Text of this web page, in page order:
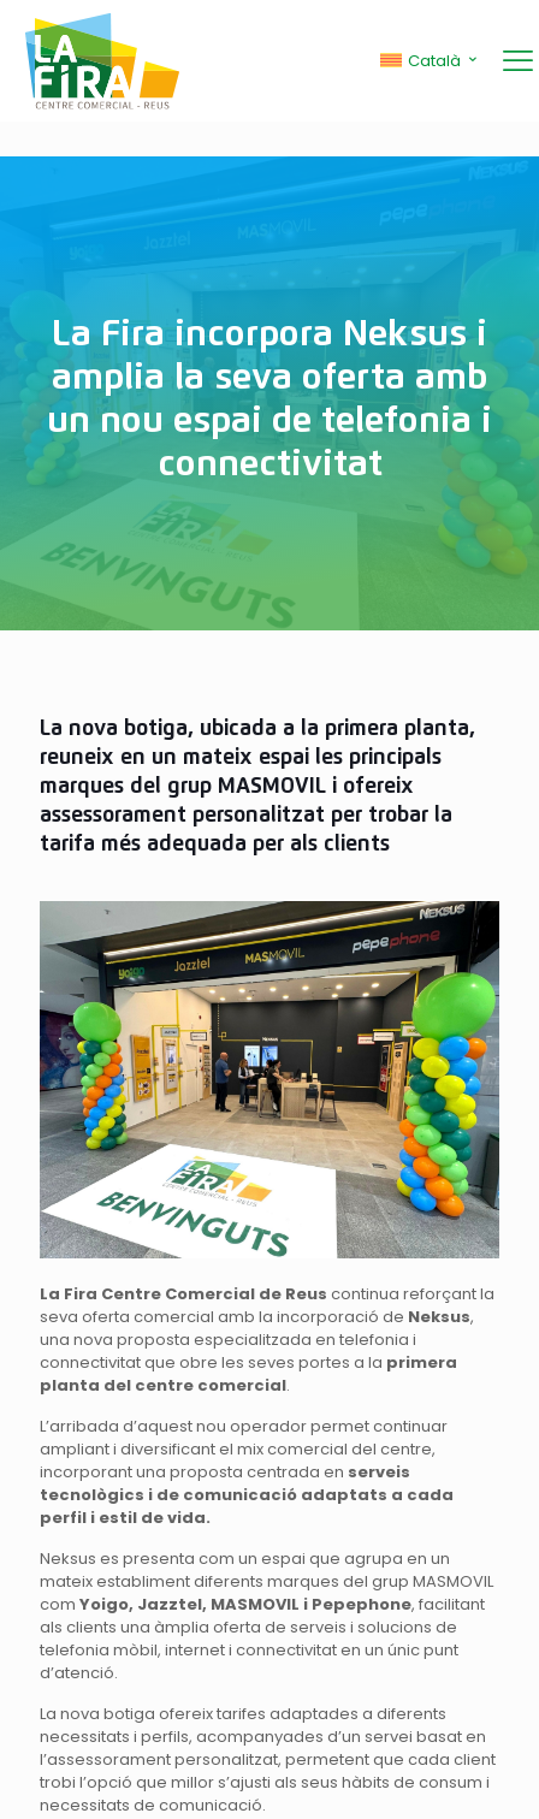
Català
La Fira incorpora Neksus i
amplia la seva oferta amb
un nou espai de telefonia i
connectivitat
La nova botiga, ubicada a la primera planta,
reuneix en un mateix espai les principals
marques del grup MASMOVIL i ofereix
assessorament personalitzat per trobar la
tarifa més adequada per als clients
La Fira Centre Comercial de Reus continua reforçant la
seva oferta comercial amb la incorporació de Neksus,
una nova proposta especialitzada en telefonia i
connectivitat que obre les seves portes a la primera
planta del centre comercial.
L’arribada d’aquest nou operador permet continuar
ampliant i diversificant el mix comercial del centre,
incorporant una proposta centrada en serveis
tecnològics i de comunicació adaptats a cada
perfil i estil de vida.
Neksus es presenta com un espai que agrupa en un
mateix establiment diferents marques del grup MASMOVIL
com Yoigo, Jazztel, MASMOVIL i Pepephone, facilitant
als clients una àmplia oferta de serveis i solucions de
telefonia mòbil, internet i connectivitat en un únic punt
d’atenció.
La nova botiga ofereix tarifes adaptades a diferents
necessitats i perfils, acompanyades d’un servei basat en
l’assessorament personalitzat, permetent que cada client
trobi l’opció que millor s’ajusti als seus hàbits de consum i
necessitats de comunicació.